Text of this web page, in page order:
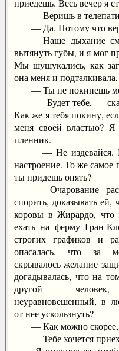
приедешь. Весь вечер я
— Веришь в
— Да. Потому что
Наше дыхание
вытянуть губы, и я мог
Мы шушукались, как
она меня и
— Ты не покинешь
— Будет тебе, —
Как же я тебя покину,
меня своей властью?
пленник.
— Не издевайся.
настроение. То же самое
ты придешь опять?
Очарование
спорить, доказывать
коровы в Жирардо, что
ехать на ферму Гран-
строгих графиков и
опасалась, что за
скрывалось желание
догадывалась, что на
другой человек,
неуравновешенный, в
от нее ускользнуть?
— Как можно скорее,
— Тебе хочется